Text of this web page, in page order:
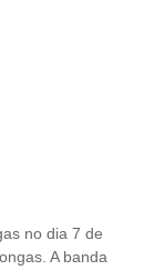
no dia 7 de
A banda